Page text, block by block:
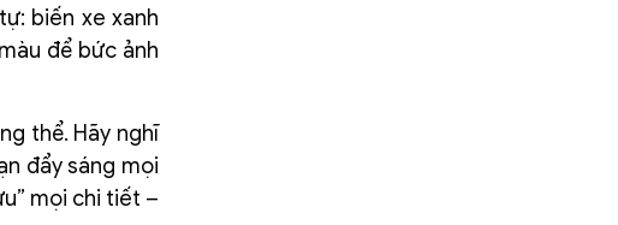
biến xe xanh
để bức ảnh
thể. Hãy nghĩ
đẩy sáng mọi
mọi chi tiết –